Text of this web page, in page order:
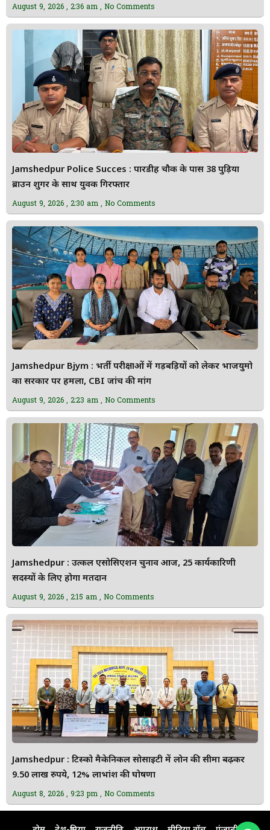
August 9, 2026 2:36 am No Comments
Jamshedpur Police Succes : पारडीह चौक के पास 38 पुड़िया
ब्राउन शुगर के साथ युवक गिरफ्तार
August 9, 2026 2:30 am No Comments
Jamshedpur Bjym : भर्ती परीक्षाओं में गड़बड़ियों को लेकर भाजयुमो
का सरकार पर हमला, CBI जांच की मांग
August 9, 2026 2:23 am No Comments
Jamshedpur : उत्कल एसोसिएशन चुनाव आज, 25 कार्यकारिणी
सदस्यों के लिए होगा मतदान
August 9, 2026 2:15 am No Comments
Jamshedpur : टिस्को मैकेनिकल सोसाइटी में लोन की सीमा बढ़कर
9.50 लाख रुपये, 12% लाभांश की घोषणा
August 8, 2026 9:23 pm No Comments